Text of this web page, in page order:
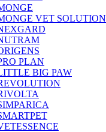
VET SOLUTION
PLAN
BIG PAW